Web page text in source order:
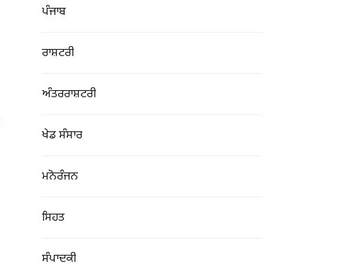
ਪੰਜਾਬ
ਰਾਸ਼ਟਰੀ
ਅੰਤਰਰਾਸ਼ਟਰੀ
ਖੇਡ ਸੰਸਾਰ
ਮਨੋਰੰਜਨ
ਸਿਹਤ
ਸੰਪਾਦਕੀ